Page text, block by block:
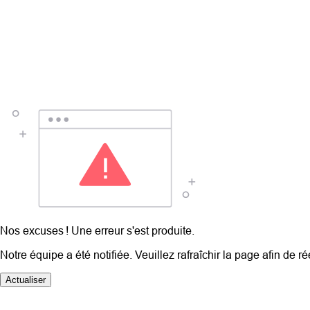
Nos excuses ! Une erreur s'est produite.
Notre équipe a été notifiée. Veuillez rafraîchir la page afin de
Actualiser